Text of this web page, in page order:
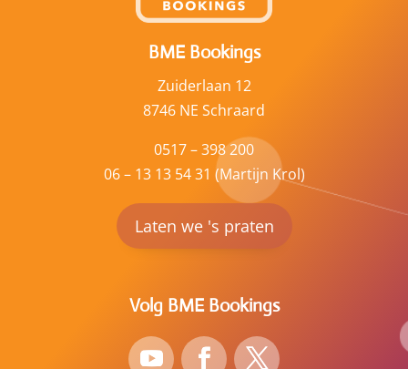
BME Bookings
Zuiderlaan 12
8746 NE Schraard
0517 – 398 200
06 – 13 13 54 31 (Martijn Krol)
Laten we 's praten
Volg BME Bookings